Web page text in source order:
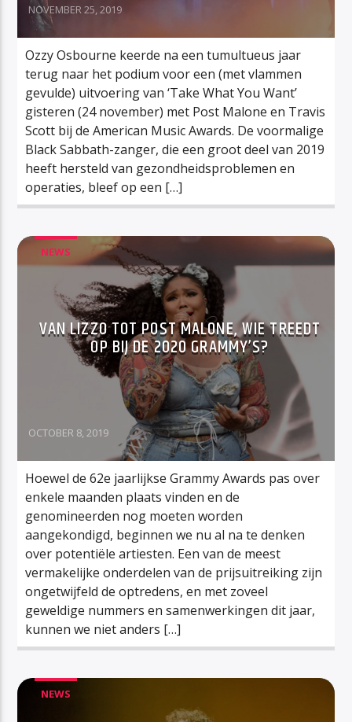
NOVEMBER 25, 2019
Ozzy Osbourne keerde na een tumultueus jaar
terug naar het podium voor een (met vlammen
gevulde) uitvoering van ‘Take What You Want’
gisteren (24 november) met Post Malone en Travis
Scott bij de American Music Awards. De voormalige
Black Sabbath-zanger, die een groot deel van 2019
heeft hersteld van gezondheidsproblemen en
operaties, bleef op een […]
NEWS
VAN LIZZO TOT POST MALONE, WIE TREEDT
OP BIJ DE 2020 GRAMMY’S?
OCTOBER 8, 2019
Hoewel de 62e jaarlijkse Grammy Awards pas over
enkele maanden plaats vinden en de
genomineerden nog moeten worden
aangekondigd, beginnen we nu al na te denken
over potentiële artiesten. Een van de meest
vermakelijke onderdelen van de prijsuitreiking zijn
ongetwijfeld de optredens, en met zoveel
geweldige nummers en samenwerkingen dit jaar,
kunnen we niet anders […]
NEWS